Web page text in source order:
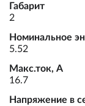
Габарит
2
Номинальное
5.52
Макс.ток, А
16.7
Напряжение в